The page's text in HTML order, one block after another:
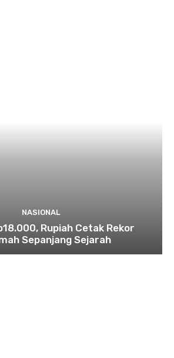
NASIONAL
Rupiah Cetak Rekor
Sepanjang Sejarah